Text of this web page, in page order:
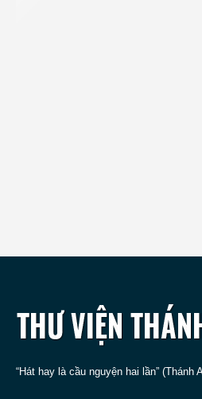
“Hát hay là cầu nguyện hai lần” (Thánh